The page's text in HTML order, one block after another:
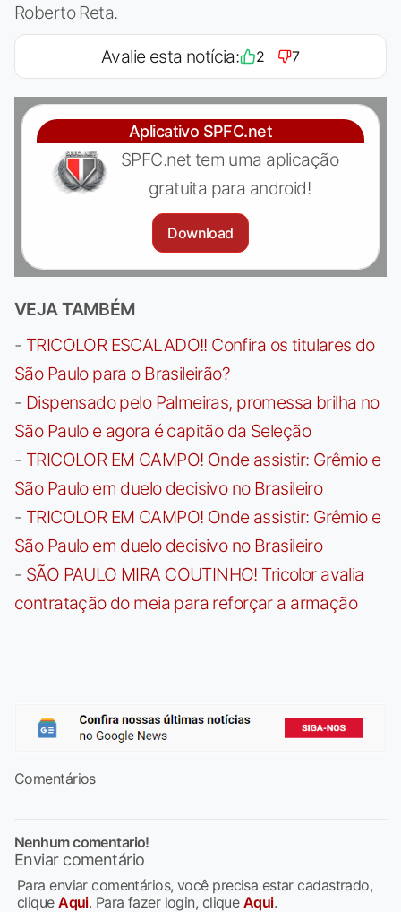
Roberto Reta.
Avalie esta notícia: 2 7
Aplicativo SPFC.net
SPFC.net tem uma aplicação
gratuita para android!
Download
VEJA TAMBÉM
- TRICOLOR ESCALADO!! Confira os titulares do
São Paulo para o Brasileirão?
- Dispensado pelo Palmeiras, promessa brilha no
São Paulo e agora é capitão da Seleção
- TRICOLOR EM CAMPO! Onde assistir: Grêmio e
São Paulo em duelo decisivo no Brasileiro
- TRICOLOR EM CAMPO! Onde assistir: Grêmio e
São Paulo em duelo decisivo no Brasileiro
- SÃO PAULO MIRA COUTINHO! Tricolor avalia
contratação do meia para reforçar a armação
Comentários
Nenhum comentario!
Enviar comentário
Para enviar comentários, você precisa estar cadastrado,
cliqueAqui. Para fazer login, clique Aqui.